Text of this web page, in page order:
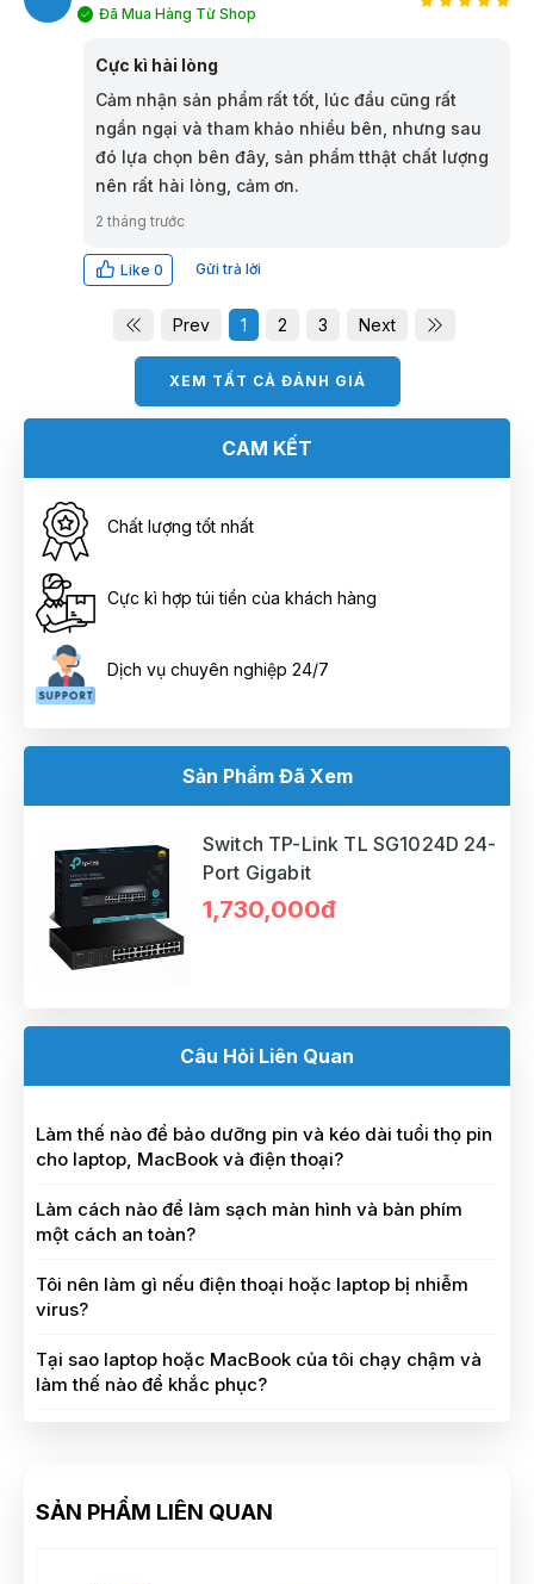
Đã Mua Hàng Từ Shop
Cực kì hài lòng
Cảm nhận sản phẩm rất tốt, lúc đầu cũng rất
ngần ngại và tham khảo nhiều bên, nhưng sau
đó lựa chọn bên đây, sản phẩm tthật chất lượng
nên rất hài lòng, cảm ơn.
2 tháng trước
Like 0 Gửi trả lời
Prev 1 2 3 Next
XEM TẤT CẢ ĐÁNH GIÁ
CAM KẾT
Chất lượng tốt nhất
Cực kì hợp túi tiền của khách hàng
Dịch vụ chuyên nghiệp 24/7
Sản Phẩm Đã Xem
Switch TP-Link TL SG1024D 24-
Port Gigabit
1,730,000đ
Câu Hỏi Liên Quan
Làm thế nào để bảo dưỡng pin và kéo dài tuổi thọ pin
cho laptop, MacBook và điện thoại?
Làm cách nào để làm sạch màn hình và bàn phím
một cách an toàn?
Tôi nên làm gì nếu điện thoại hoặc laptop bị nhiễm
virus?
Tại sao laptop hoặc MacBook của tôi chạy chậm và
làm thế nào để khắc phục?
SẢN PHẨM LIÊN QUAN